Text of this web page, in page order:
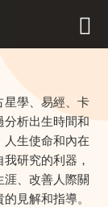
星學、易經、卡
析出生時間和
生使命和內在
研究的利器，
、改善人際關
見解和指導。